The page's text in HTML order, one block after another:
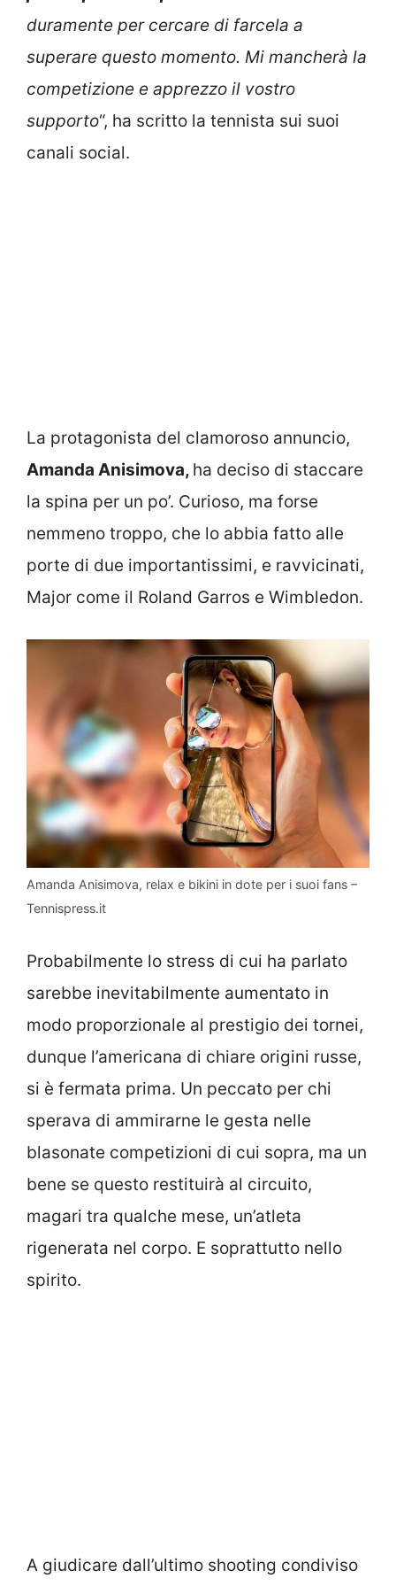
duramente per cercare di farcela a
superare questo momento. Mi mancherà la
competizione e apprezzo il vostro
supporto“, ha scritto la tennista sui suoi
canali social.
La protagonista del clamoroso annuncio,
Amanda Anisimova, ha deciso di staccare
la spina per un po’. Curioso, ma forse
nemmeno troppo, che lo abbia fatto alle
porte di due importantissimi, e ravvicinati,
Major come il Roland Garros e Wimbledon.
Amanda Anisimova, relax e bikini in dote per i suoi fans –
Tennispress.it
Probabilmente lo stress di cui ha parlato
sarebbe inevitabilmente aumentato in
modo proporzionale al prestigio dei tornei,
dunque l’americana di chiare origini russe,
si è fermata prima. Un peccato per chi
sperava di ammirarne le gesta nelle
blasonate competizioni di cui sopra, ma un
bene se questo restituirà al circuito,
magari tra qualche mese, un’atleta
rigenerata nel corpo. E soprattutto nello
spirito.
A giudicare dall’ultimo shooting condiviso